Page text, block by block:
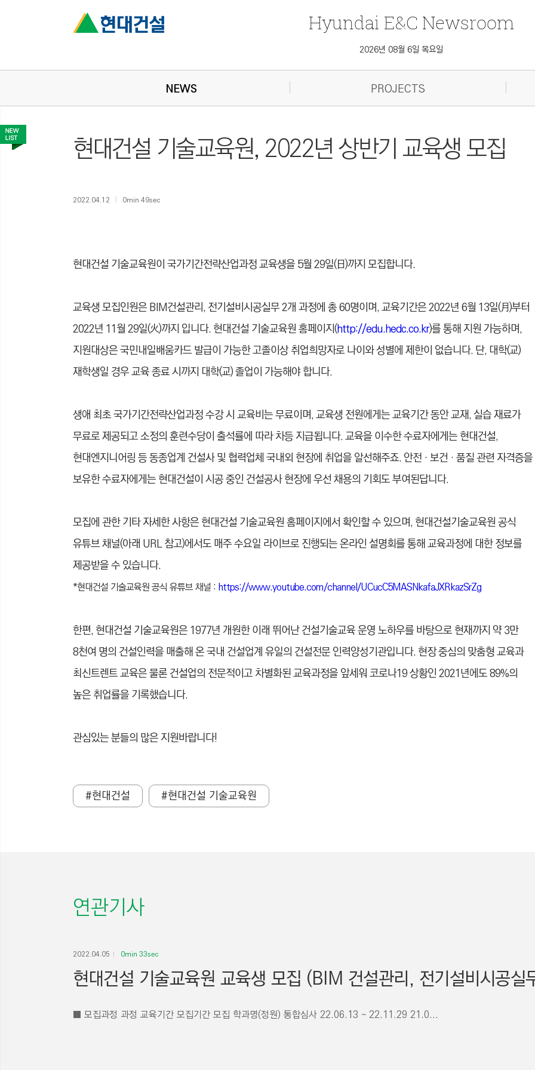
Hyundai E&C Newsroom
2026년 08월 6일 목요일
NEWS PROJECTS
현대건설 기술교육원, 2022년 상반기 교육생 모집
2022.04.12 0min 49sec
현대건설 기술교육원이 국가기간전략산업과정 교육생을 5월 29일(日)까지 모집합니다.
교육생 모집인원은 BIM건설관리, 전기설비시공실무 2개 과정에 총 60명이며, 교육기간은 2022년 6월 13일(月)부터
2022년 11월 29일(火)까지 입니다. 현대건설 기술교육원 홈페이지(http://edu.hedc.co.kr)를 통해 지원 가능하며,
지원대상은 국민내일배움카드 발급이 가능한 고졸이상 취업희망자로 나이와 성별에 제한이 없습니다. 단, 대학(교)
재학생일 경우 교육 종료 시까지 대학(교) 졸업이 가능해야 합니다.
생애 최초 국가기간전략산업과정 수강 시 교육비는 무료이며, 교육생 전원에게는 교육기간 동안 교재, 실습 재료가
무료로 제공되고 소정의 훈련수당이 출석률에 따라 차등 지급됩니다. 교육을 이수한 수료자에게는 현대건설,
현대엔지니어링 등 동종업계 건설사 및 협력업체 국내외 현장에 취업을 알선해주죠. 안전‧보건‧품질 관련 자격증을
보유한 수료자에게는 현대건설이 시공 중인 건설공사 현장에 우선 채용의 기회도 부여된답니다.
모집에 관한 기타 자세한 사항은 현대건설 기술교육원 홈페이지에서 확인할 수 있으며, 현대건설기술교육원 공식
유튜브 채널(아래 URL 참고)에서도 매주 수요일 라이브로 진행되는 온라인 설명회를 통해 교육과정에 대한 정보를
제공받을 수 있습니다.
*현대건설 기술교육원 공식 유튜브 채널 : https://www.youtube.com/channel/UCucC5MASNkafaJXRkazSrZg
한편, 현대건설 기술교육원은 1977년 개원한 이래 뛰어난 건설기술교육 운영 노하우를 바탕으로 현재까지 약 3만
8천여 명의 건설인력을 매출해 온 국내 건설업계 유일의 건설전문 인력양성기관입니다. 현장 중심의 맞춤형 교육과
최신트렌트 교육은 물론 건설업의 전문적이고 차별화된 교육과정을 앞세워 코로나19 상황인 2021년에도 89%의
높은 취업률을 기록했습니다.
관심있는 분들의 많은 지원바랍니다!
#현대건설 #현대건설 기술교육원
연관기사
2022.04.05 0min 33sec
현대건설 기술교육원 교육생 모집 (BIM 건설관리, 전기설비시공
■ 모집과정 과정 교육기간 모집기간 모집 학과명(정원) 통합심사 22.06.13 ~ 22.11.29 21.0...